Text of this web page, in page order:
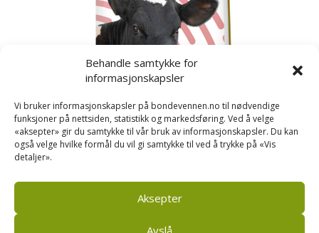
Behandle samtykke for
informasjonskapsler
Vi bruker informasjonskapsler på bondevennen.no til nødvendige
funksjoner på nettsiden, statistikk og markedsføring. Ved å velge
«aksepter» gir du samtykke til vår bruk av informasjonskapsler. Du kan
også velge hvilke formål du vil gi samtykke til ved å trykke på «Vis
detaljer».
Aksepter
Avslå
Kusignal